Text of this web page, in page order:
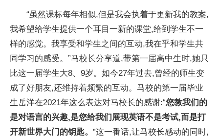
“虽然课标每年相似,但是我会执着于更新我的教案,
我希望给学生提供一个耳目一新的课堂,给到学生不一
样的感觉。我享受和学生之间的互动,我在乎和学生共
同学习的感受。”马校长分享道,带第一届高中生时,她只
比这一届学生大8、9岁。如今27年过去,曾经的师生变
成了好朋友,还维持着频繁的互动。马校的第一届毕业
生岳洋在2021年这么表达对马校长的感谢:“您教我们的
是对语言的兴趣,是您给我们展现英语不是考试,而是打
开新世界大门的钥匙。 ”这一番话,让马校长感动的同时,